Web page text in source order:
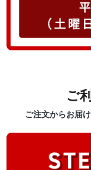
ご
ご注文からお届